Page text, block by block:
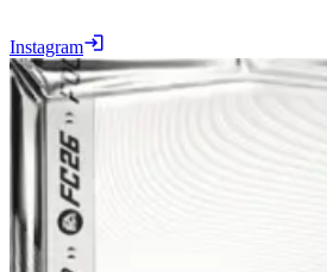
Instagram